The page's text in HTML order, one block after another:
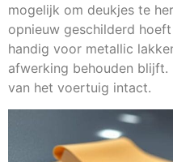
mogelijk om deukjes te
opnieuw geschilderd
handig voor metallic
afwerking behouden
van het voertuig intact.